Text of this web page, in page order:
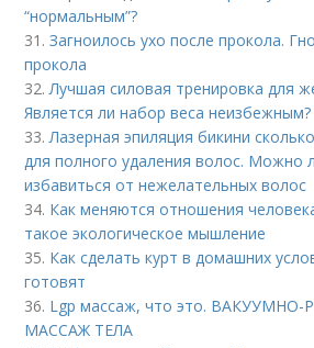
“нормальным”?
31.Загноилось ухо после прокола.
прокола
32.Лучшая силовая тренировка для
Является ли набор веса неизбежным?
33.Лазерная эпиляция бикини
для полного удаления волос. Можно
избавиться от нежелательных волос
34. Как меняются отношения
такое экологическое мышление
35. Как сделать курт в домашних
готовят
36. Lgp массаж, что это.
МАССАЖ ТЕЛА